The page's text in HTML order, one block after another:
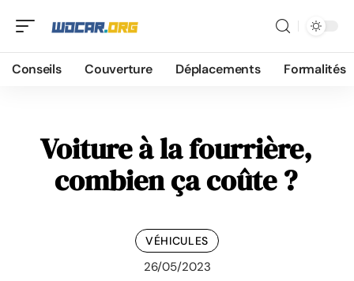
Conseils Couverture Déplacements Formalités
Voiture à la fourrière,
combien ça coûte ?
VÉHICULES
26/05/2023